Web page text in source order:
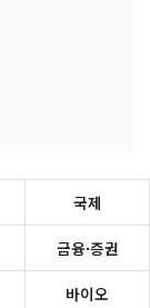
국제
금융·증권
바이오